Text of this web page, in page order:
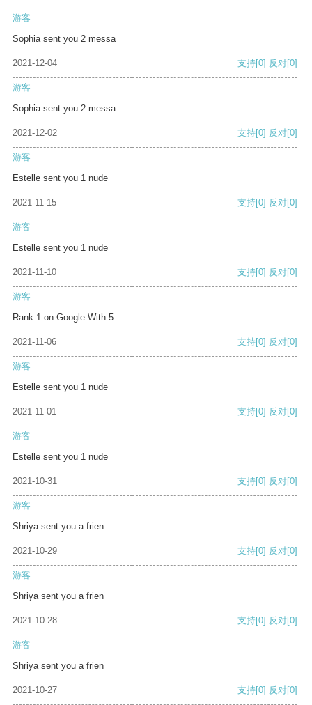
游客
Sophia sent you 2 messa
2021-12-04 支持[0] 反对[0]
游客
Sophia sent you 2 messa
2021-12-02 支持[0] 反对[0]
游客
Estelle sent you 1 nude
2021-11-15 支持[0] 反对[0]
游客
Estelle sent you 1 nude
2021-11-10 支持[0] 反对[0]
游客
Rank 1 on Google With 5
2021-11-06 支持[0] 反对[0]
游客
Estelle sent you 1 nude
2021-11-01 支持[0] 反对[0]
游客
Estelle sent you 1 nude
2021-10-31 支持[0] 反对[0]
游客
Shriya sent you a frien
2021-10-29 支持[0] 反对[0]
游客
Shriya sent you a frien
2021-10-28 支持[0] 反对[0]
游客
Shriya sent you a frien
2021-10-27 支持[0] 反对[0]